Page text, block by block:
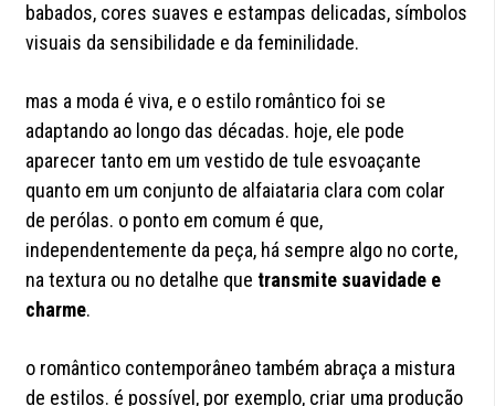
babados, cores suaves e estampas delicadas, símbolos
visuais da sensibilidade e da feminilidade.
mas a moda é viva, e o estilo romântico foi se
adaptando ao longo das décadas. hoje, ele pode
aparecer tanto em um vestido de tule esvoaçante
quanto em um conjunto de alfaiataria clara com colar
de perólas. o ponto em comum é que,
independentemente da peça, há sempre algo no corte,
na textura ou no detalhe quetransmite suavidade e
charme.
o romântico contemporâneo também abraça a mistura
de estilos. é possível, por exemplo, criar uma produção